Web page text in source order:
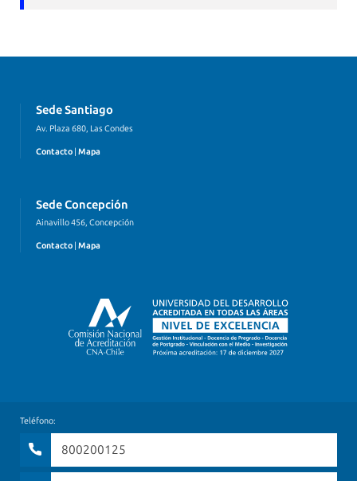
Sede Santiago
Av. Plaza 680, Las Condes
Contacto | Mapa
Sede Concepción
Ainavillo 456, Concepción
Contacto Mapa
Teléfono:
800200125